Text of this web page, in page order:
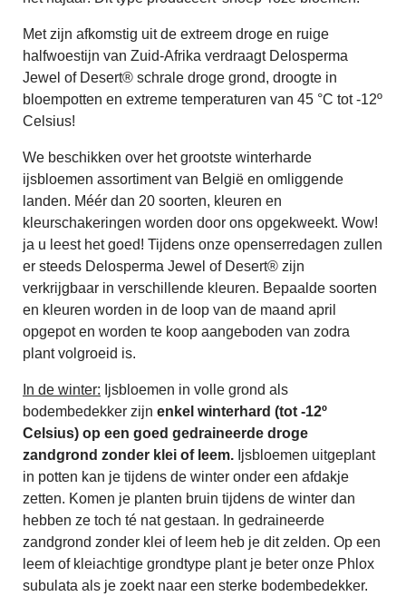
Met zijn afkomstig uit de extreem droge en ruige
halfwoestijn van Zuid-Afrika verdraagt Delosperma
Jewel of Desert® schrale droge grond, droogte in
bloempotten en extreme temperaturen van 45 °C tot -12º
Celsius!
We beschikken over het grootste winterharde
ijsbloemen assortiment van België en omliggende
landen. Méér dan 20 soorten, kleuren en
kleurschakeringen worden door ons opgekweekt. Wow!
ja u leest het goed! Tijdens onze openserredagen zullen
er steeds Delosperma Jewel of Desert® zijn
verkrijgbaar in verschillende kleuren. Bepaalde soorten
en kleuren worden in de loop van de maand april
opgepot en worden te koop aangeboden van zodra
plant volgroeid is.
In de winter: Ijsbloemen in volle grond als
bodembedekker zijn enkel winterhard (tot -12º
Celsius) op een goed gedraineerde droge
zandgrond zonder klei of leem. Ijsbloemen uitgeplant
in potten kan je tijdens de winter onder een afdakje
zetten. Komen je planten bruin tijdens de winter dan
hebben ze toch té nat gestaan. In gedraineerde
zandgrond zonder klei of leem heb je dit zelden. Op een
leem of kleiachtige grondtype plant je beter onze Phlox
subulata als je zoekt naar een sterke bodembedekker.